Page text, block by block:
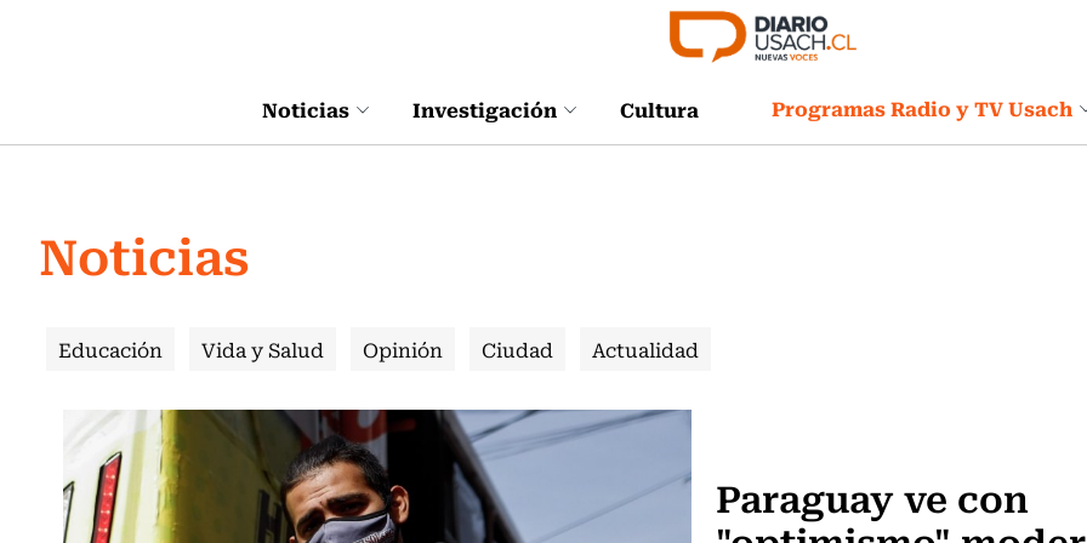
Noticias Investigación Cultura Programas Radio y TV Usach
Noticias
Educación Vida y Salud Opinión Ciudad Actualidad
Paraguay ve con